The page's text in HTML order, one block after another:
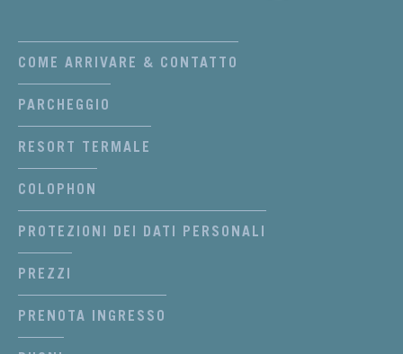
COME ARRIVARE & CONTATTO
PARCHEGGIO
RESORT TERMALE
COLOPHON
PROTEZIONI DEI DATI PERSONALI
PREZZI
PRENOTA INGRESSO